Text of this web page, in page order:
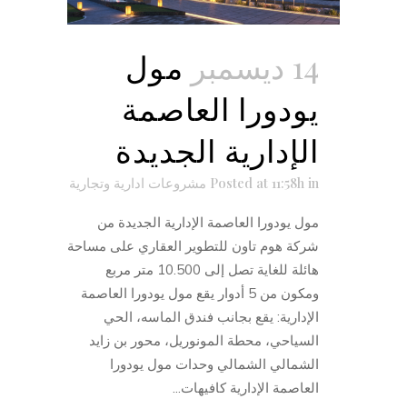
14 ديسمبر
مول
يودورا العاصمة
الإدارية الجديدة
Posted at 11:58h in مشروعات ادارية وتجارية
مول يودورا العاصمة الإدارية الجديدة من
شركة هوم تاون للتطوير العقاري على مساحة
هائلة للغاية تصل إلى 10.500 متر مربع
ومكون من 5 أدوار يقع مول يودورا العاصمة
الإدارية: يقع بجانب فندق الماسه، الحي
السياحي، محطة المونوريل، محور بن زايد
الشمالي الشمالي وحدات مول يودورا
العاصمة الإدارية كافيهات...